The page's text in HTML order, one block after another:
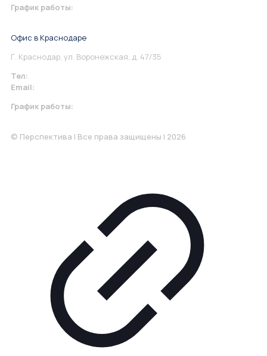
График работы:
Офис в Краснодаре
Г. Краснодар, ул. Воронежская, д. 47/35
Тел:
Email:
График работы:
© Перспектива | Все права защищены | 2026